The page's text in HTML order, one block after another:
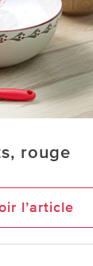
rouge
l’article